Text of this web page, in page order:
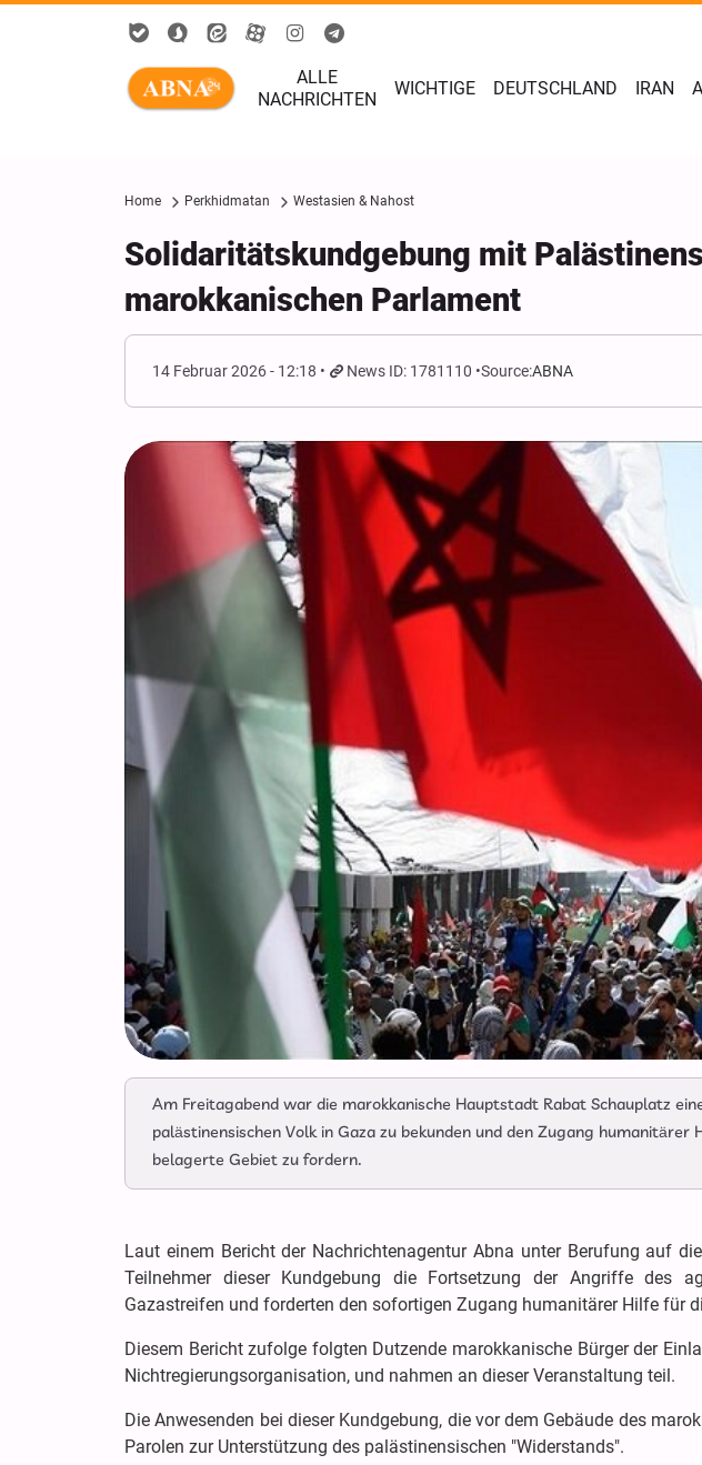
ALLE
NACHRICHTEN
WICHTIGE DEUTSCHLAND IRAN
Home Perkhidmatan Westasien & Nahost
Solidaritätskundgebung mit
marokkanischen Parlament
14 Februar 2026 - 12:18 News ID: 1781110 Source:ABNA
Am Freitagabend war die marokkanische Hauptstadt Rabat Schauplatz
palästinensischen Volk in Gaza zu bekunden und den Zugang humanitärer
belagerte Gebiet zu fordern.
Laut einem Bericht der Nachrichtenagentur Abna unter Berufung auf
Teilnehmer dieser Kundgebung die Fortsetzung der Angriffe des
Gazastreifen und forderten den sofortigen Zugang humanitärer Hilfe für
Diesem Bericht zufolge folgten Dutzende marokkanische Bürger der
Nichtregierungsorganisation, und nahmen an dieser Veranstaltung teil.
Die Anwesenden bei dieser Kundgebung, die vor dem Gebäude des
Parolen zur Unterstützung des palästinensischen "Widerstands".